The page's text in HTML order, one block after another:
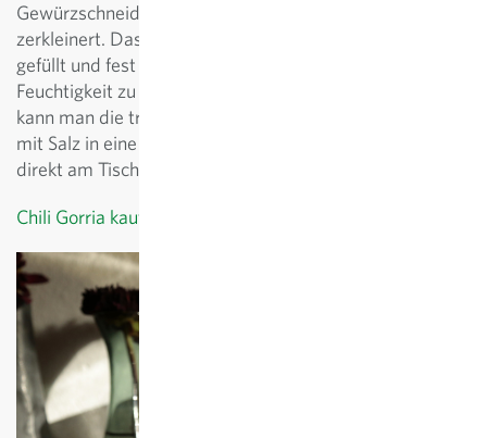
Gewürzschneider oder einem Universalmixer fein
zerkleinert. Das schöne rote Pulver wird dann in Gläser
gefüllt und fest verschlossen, da es dazu tendiert,
Feuchtigkeit zu ziehen und klebrig zu werden. Natürlich
kann man die trockenen Früchte auch z.B. zusammen
mit Salz in eine Gewürzmühle geben und seine Speisen
direkt am Tisch würzen. Viel Freude bei der Zubereitung.
Chili Gorria kaufen >